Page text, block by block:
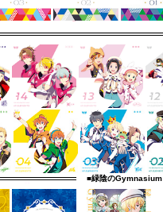
■緑陰のGymnasium